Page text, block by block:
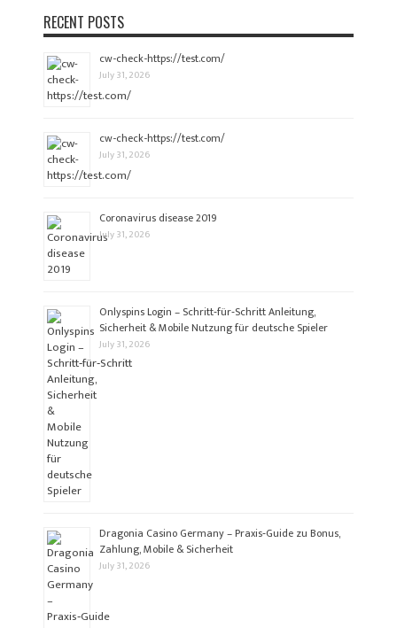
RECENT POSTS
cw-check-https://test.com/
July 31, 2026
cw-check-https://test.com/
July 31, 2026
Coronavirus disease 2019
July 31, 2026
Onlyspins Login – Schritt‑für‑Schritt Anleitung,
Sicherheit & Mobile Nutzung für deutsche Spieler
July 31, 2026
Dragonia Casino Germany – Praxis‑Guide zu Bonus,
Zahlung, Mobile & Sicherheit
July 31, 2026